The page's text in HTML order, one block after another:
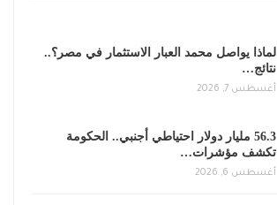
لماذا يواصل محمد العبار الاستثمار في مصر؟..
نتائج…
أغسطس 7, 2026
56.3 مليار دولار احتياطي أجنبي.. الحكومة
تكشف مؤشرات…
أغسطس 6, 2026